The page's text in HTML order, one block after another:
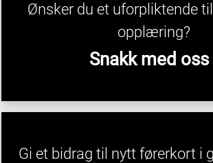
Ønsker du et uforpliktende
opplæring?
Snakk med oss
Gi et bidrag til nytt førerkort i